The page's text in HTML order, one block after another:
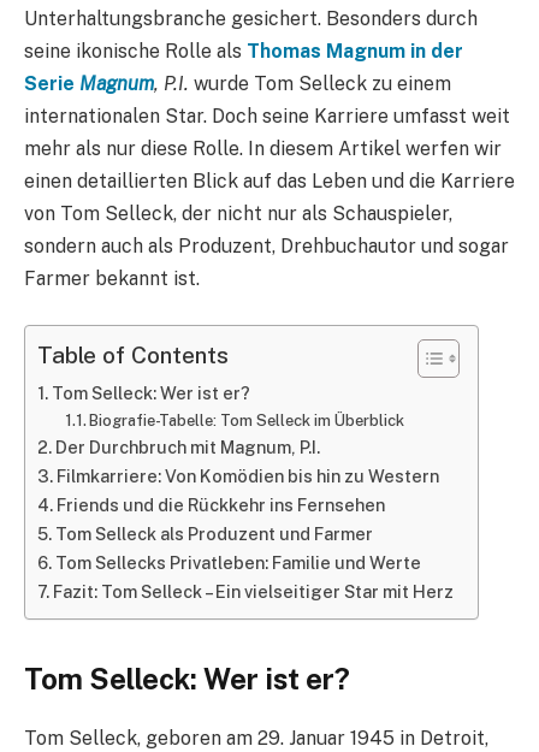
Unterhaltungsbranche gesichert. Besonders durch
seine ikonische Rolle als Thomas Magnum in der
Serie Magnum, P.I. wurde Tom Selleck zu einem
internationalen Star. Doch seine Karriere umfasst weit
mehr als nur diese Rolle. In diesem Artikel werfen wir
einen detaillierten Blick auf das Leben und die Karriere
von Tom Selleck, der nicht nur als Schauspieler,
sondern auch als Produzent, Drehbuchautor und sogar
Farmer bekannt ist.
Table of Contents
Tom Selleck: Wer ist er?
Biografie-Tabelle: Tom Selleck im Überblick
Der Durchbruch mit Magnum, P.I.
Filmkarriere: Von Komödien bis hin zu Western
Friends und die Rückkehr ins Fernsehen
Tom Selleck als Produzent und Farmer
Tom Sellecks Privatleben: Familie und Werte
Fazit: Tom Selleck – Ein vielseitiger Star mit Herz
Tom Selleck: Wer ist er?
Tom Selleck, geboren am 29. Januar 1945 in Detroit,